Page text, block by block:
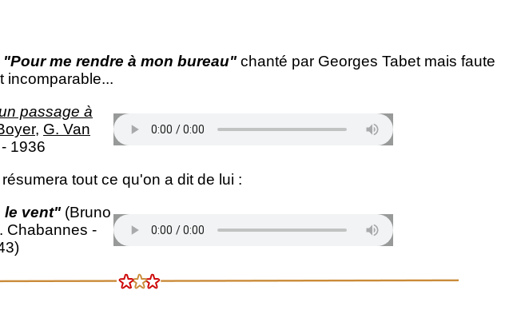
"Pour me rendre à mon bureau" chanté par Georges Tabet mais faute
incomparable...
passage à
, G. Van
1936
tout ce qu'on a dit de lui :
le vent" (Bruno
Chabannes -